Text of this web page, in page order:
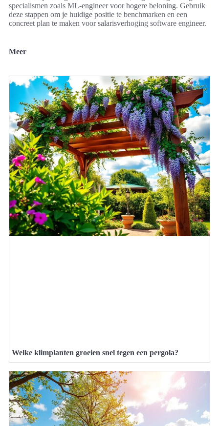
specialismen zoals ML-engineer voor hogere beloning. Gebruik
deze stappen om je huidige positie te benchmarken en een
concreet plan te maken voor salarisverhoging software engineer.
Meer
Welke klimplanten groeien snel tegen een pergola?